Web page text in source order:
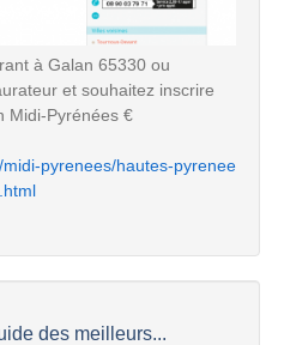
à Galan 65330 ou
et souhaitez inscrire
Midi-Pyrénées €
pyrenees/hautes-pyrenee
des meilleurs...